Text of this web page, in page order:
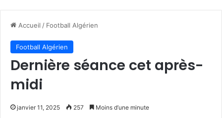
Accueil / Football Algérien
Football Algérien
Dernière séance cet après-
midi
janvier 11, 2025 257 Moins d’une minute